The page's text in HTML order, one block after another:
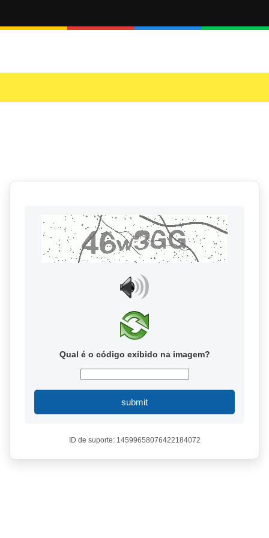
Qual é o código exibido na imagem?
submit
ID de suporte: 14599658076422184072